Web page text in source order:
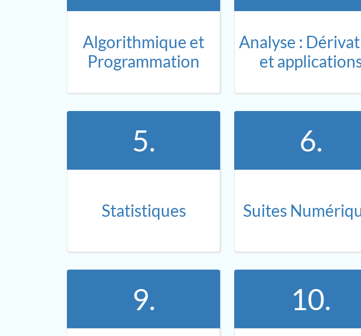
Algorithmique et
Programmation
Analyse :
et
5.
Statistiques
6.
Suites
9. 10.